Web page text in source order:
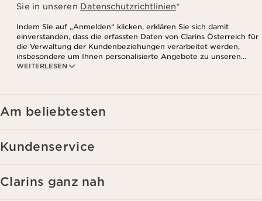
Sie in unseren Datenschutzrichtlinien*
WEITERLESEN
Indem Sie auf „Anmelden“ klicken, erklären Sie sich damit
einverstanden, dass die erfassten Daten von Clarins Österreich für
die Verwaltung der Kundenbeziehungen verarbeitet werden,
insbesondere um Ihnen personalisierte Angebote zu unseren
Produkten und Dienstleistungen entsprechend Ihrem
Am beliebtesten
Kundenservice
Clarins ganz nah